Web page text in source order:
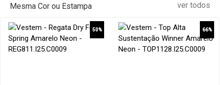
Mesma Cor ou Estampa ver todos
50% 66%